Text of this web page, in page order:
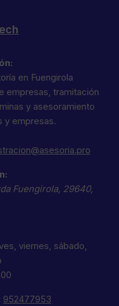
en Fuengirola
empresas, tramitación
y asesoramiento
y empresas.
Fuengirola, 29640,
viernes, sábado,
952477953